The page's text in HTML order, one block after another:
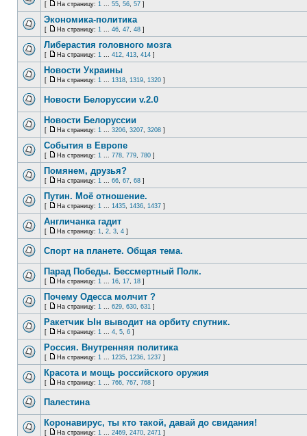
[ На страницу: 1 ... 55, 56, 57 ]
Экономика-политика
[ На страницу: 1 ... 46, 47, 48 ]
Либерастия головного мозга
[ На страницу: 1 ... 412, 413, 414 ]
Новости Украины
[ На страницу: 1 ... 1318, 1319, 1320 ]
Новости Белоруссии v.2.0
Новости Белоруссии
[ На страницу: 1 ... 3206, 3207, 3208 ]
События в Европе
[ На страницу: 1 ... 778, 779, 780 ]
Помянем, друзья?
[ На страницу: 1 ... 66, 67, 68 ]
Путин. Моё отношение.
[ На страницу: 1 ... 1435, 1436, 1437 ]
Англичанка гадит
[ На страницу: 1, 2, 3, 4 ]
Спорт на планете. Общая тема.
Парад Победы. Бессмертный Полк.
[ На страницу: 1 ... 16, 17, 18 ]
Почему Одесса молчит ?
[ На страницу: 1 ... 629, 630, 631 ]
Ракетчик Ын выводит на орбиту спутник.
[ На страницу: 1 ... 4, 5, 6 ]
Россия. Внутренняя политика
[ На страницу: 1 ... 1235, 1236, 1237 ]
Красота и мощь российского оружия
[ На страницу: 1 ... 766, 767, 768 ]
Палестина
Коронавирус, ты кто такой, давай до свидания!
[ На страницу: 1 ... 2469, 2470, 2471 ]